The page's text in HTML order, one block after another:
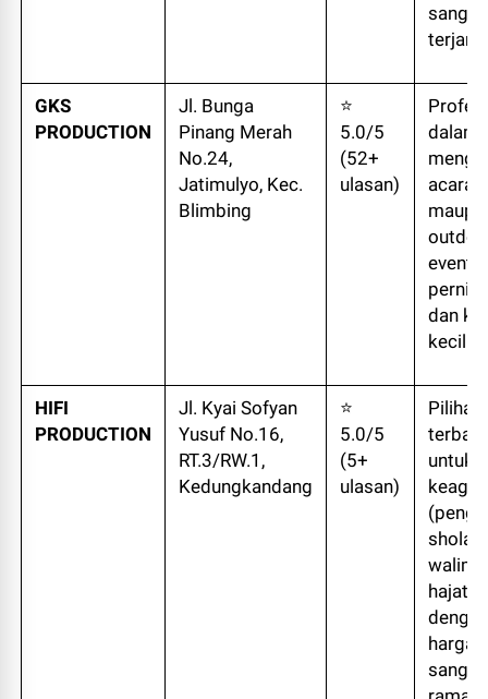
sangat
GKS
PRODUCTION
Jl. Bunga
Pinang Merah
No.24,
Jatimulyo, Kec.
Blimbing
⭐
5.0/5
(52+
ulasan)
dalam
acara
event
dan
kecil.
HIFI
PRODUCTION
Jl. Kyai Sofyan
Yusuf No.16,
RT.3/RW.1,
Kedungkandang
⭐
5.0/5
(5+
ulasan)
Pilihan
terbaik
untuk
hajatan
harga
sangat